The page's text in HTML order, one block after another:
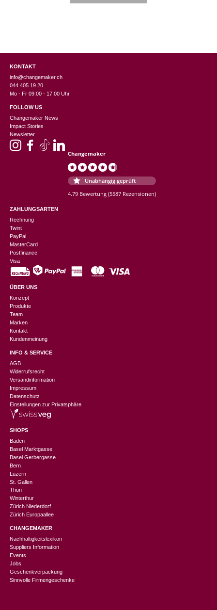
KONTAKT
info@changemaker.ch
044 405 19 20
Mo - Fr 09:00 - 17:00 Uhr
FOLLOW US
Changemaker News
Impact Stories
Newsletter
Changemaker
Unabhängig geprüft
4.79 Bewertung (5587 Rezensionen)
ZAHLUNGSARTEN
Rechnung
Twint
PayPal
MasterCard
Postfinance
Visa
ÜBER UNS
Konzept
Produkte
Team
Marken
Kontakt
Kundenmeinung
INFO & SERVICE
AGB
Widerrufsrecht
Versandinformation
Impressum
Datenschutz
Einstellungen zur Privatsphäre
SHOPS
Baden
Basel Marktgasse
Basel Gerbergasse
Bern
Luzern
St. Gallen
Thun
Winterthur
Zürich Niederdorf
Zürich Europaallee
CHANGEMAKER
Nachhaltigkeitslexikon
Suppliers Information
Events
Jobs
Geschenkverpackung
Sinnvolle Firmengeschenke